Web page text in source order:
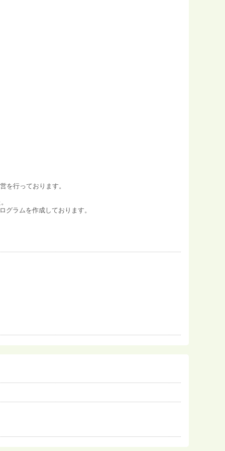
を行っております。
ラムを作成しております。